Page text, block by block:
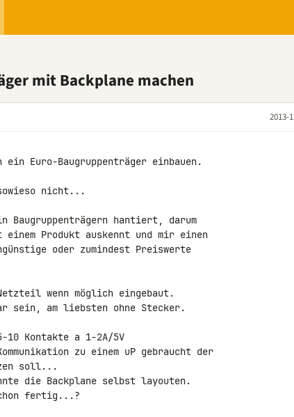
mit Backplane machen
2013-
Euro-Baugruppenträger einbauen.
nicht...
Baugruppenträgern hantiert, darum
Produkt auskennt und mir einen
oder zumindest Preiswerte
wenn möglich eingebaut.
sein, am liebsten ohne Stecker.
Kontakte a 1-2A/5V
zu einem uP gebraucht der
soll...
die Backplane selbst layouten.
fertig...?